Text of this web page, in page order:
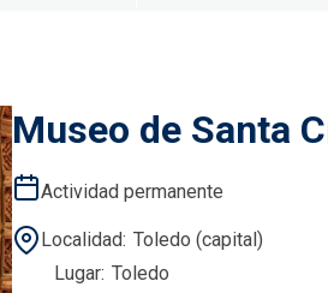
Museo de Santa
Actividad permanente
Localidad Toledo (capital)
Lugar Toledo